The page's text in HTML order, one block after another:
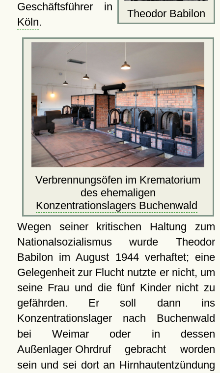
Theodor Babilon
Geschäftsführer in
Köln.
Verbrennungsöfen im Krematorium
des ehemaligen
Konzentrationslagers Buchenwald
Wegen seiner kritischen Haltung zum
Nationalsozialismus wurde Theodor
Babilon im August 1944 verhaftet; eine
Gelegenheit zur Flucht nutzte er nicht, um
seine Frau und die fünf Kinder nicht zu
gefährden. Er soll dann ins
Konzentrationslagernach Buchenwald
bei Weimar oder in dessen
Außenlager Ohrdrufgebracht worden
sein und sei dort an Hirnhautentzündung